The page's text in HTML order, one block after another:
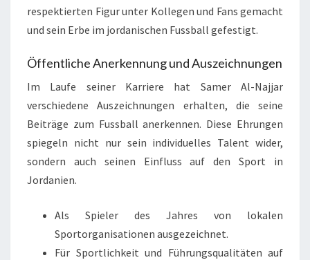
respektierten Figur unter Kollegen und Fans gemacht
und sein Erbe im jordanischen Fussball gefestigt.
Öffentliche Anerkennung und Auszeichnungen
Im Laufe seiner Karriere hat Samer Al-Najjar
verschiedene Auszeichnungen erhalten, die seine
Beiträge zum Fussball anerkennen. Diese Ehrungen
spiegeln nicht nur sein individuelles Talent wider,
sondern auch seinen Einfluss auf den Sport in
Jordanien.
Als Spieler des Jahres von lokalen
Sportorganisationen ausgezeichnet.
Für Sportlichkeit und Führungsqualitäten auf